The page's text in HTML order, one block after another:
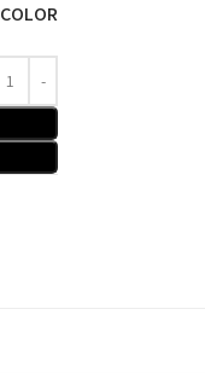
COLOR